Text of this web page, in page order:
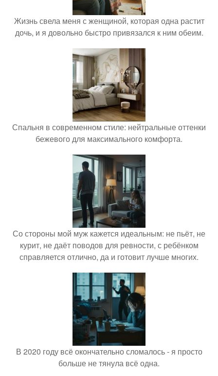
Жизнь свела меня с женщиной, которая одна растит
дочь, и я довольно быстро привязался к ним обеим.
Спальня в современном стиле: нейтральные оттенки
бежевого для максимального комфорта.
Со стороны мой муж кажется идеальным: не пьёт, не
курит, не даёт поводов для ревности, с ребёнком
справляется отлично, да и готовит лучше многих.
В 2020 году всё окончательно сломалось - я просто
больше не тянула всё одна.